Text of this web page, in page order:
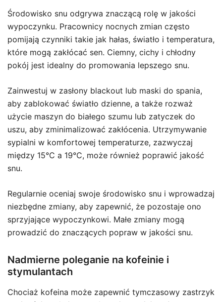
Środowisko snu odgrywa znaczącą rolę w jakości
wypoczynku. Pracownicy nocnych zmian często
pomijają czynniki takie jak hałas, światło i temperatura,
które mogą zakłócać sen. Ciemny, cichy i chłodny
pokój jest idealny do promowania lepszego snu.
Zainwestuj w zasłony blackout lub maski do spania,
aby zablokować światło dzienne, a także rozważ
użycie maszyn do białego szumu lub zatyczek do
uszu, aby zminimalizować zakłócenia. Utrzymywanie
sypialni w komfortowej temperaturze, zazwyczaj
między 15°C a 19°C, może również poprawić jakość
snu.
Regularnie oceniaj swoje środowisko snu i wprowadzaj
niezbędne zmiany, aby zapewnić, że pozostaje ono
sprzyjające wypoczynkowi. Małe zmiany mogą
prowadzić do znaczących popraw w jakości snu.
Nadmierne poleganie na kofeinie i
stymulantach
Chociaż kofeina może zapewnić tymczasowy zastrzyk